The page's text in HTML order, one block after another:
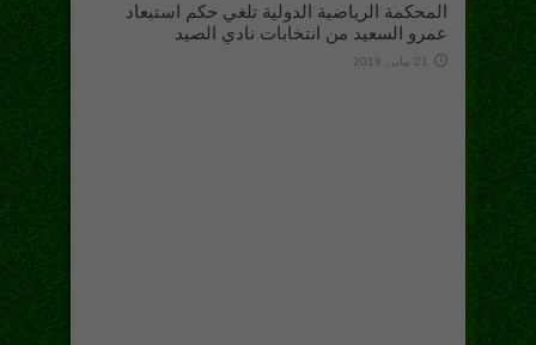
المحكمة الرياضية الدولية تلغي حكم استبعاد
عمرو السعيد من انتخابات نادي الصيد
21 يناير، 2019